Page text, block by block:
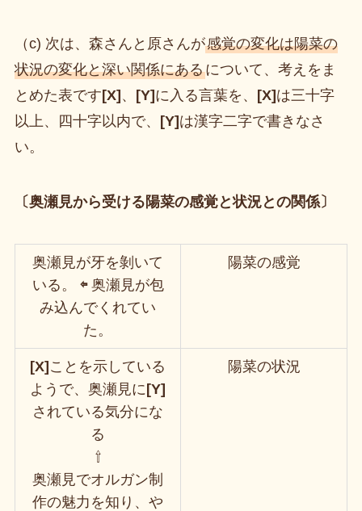
（c) 次は、森さんと原さんが感覚の変化は陽菜の
状況の変化と深い関係にあるについて、考えをま
とめた表です [X] 、 [Y] に入る言葉を、 [X] は三十字
以上、四十字以内で、
[Y] は漢字二字で書きなさ
い。
〔奥瀬見から受ける陽菜の感覚と状況との関係〕
奥瀬見が牙を剝いて
いる。 ⇦奥瀬見が包
み込んでくれてい
た。
陽菜の感覚
[X]ことを示している
ようで、奥瀬見に[Y]
されている気分にな
る
⇧
奥瀬見でオルガン制
作の魅力を知り、や
陽菜の状況